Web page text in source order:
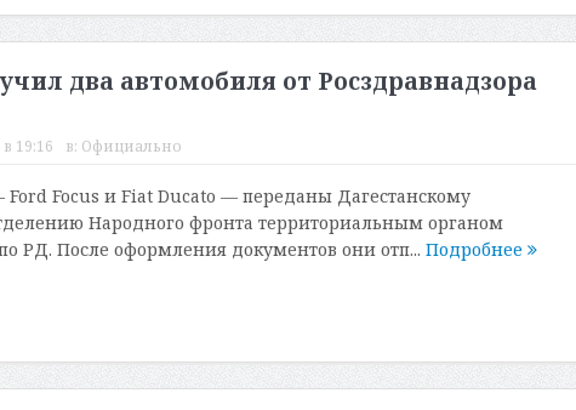
два автомобиля от Росздравнадзора
19:16 в: Официально
Focus и Fiat Ducato — переданы Дагестанскому
Народного фронта территориальным органом
РД. После оформления документов они отп... Подробнее